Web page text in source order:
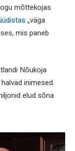
mõttekojas
„väga
mis paneb
Nõukoja
inimesed.
elud sõna